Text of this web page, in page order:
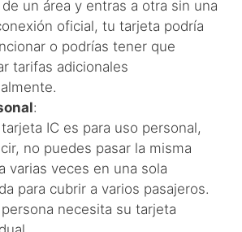
un área y entras a otra sin una
oficial, tu tarjeta podría
o podrías tener que
tarifas adicionales
:
tarjeta IC es para uso personal,
no puedes pasar la misma
varias veces en una sola
para cubrir a varios pasajeros.
persona necesita su tarjeta